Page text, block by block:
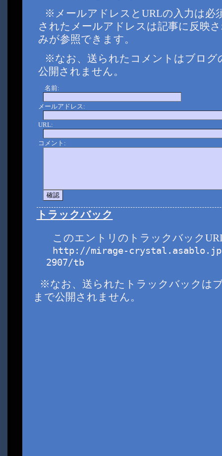
※メールアドレスとURLの入力は必
されたメールアドレスは記事に反映
みが参照できます。
※なお、送られたコメントはブログ
公開されません。
名前:
メールアドレス:
URL:
コメント:
トラックバック
このエントリのトラックバック
http://mirage-
2907/tb
※なお、送られたトラックバックは
まで公開されません。